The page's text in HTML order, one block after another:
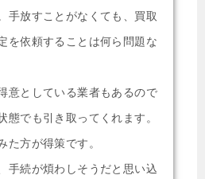
手放すことがなくても、買取
を依頼することは何ら問題な
意としている業者もあるので
態でも引き取ってくれます。
た方が得策です。
手続が煩わしそうだと思い込